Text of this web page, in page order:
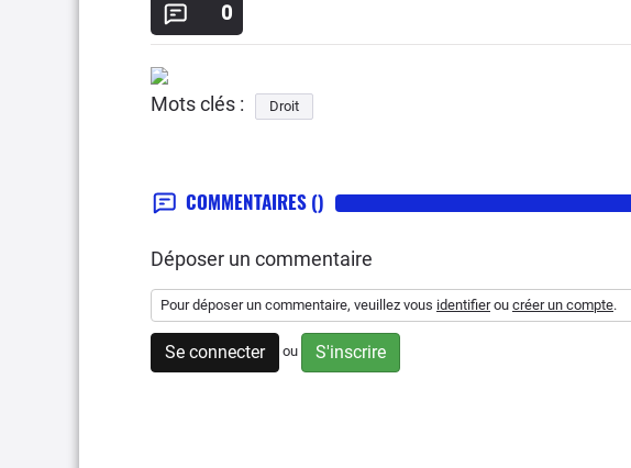
0
Mots clés : Droit
COMMENTAIRES ()
Déposer un commentaire
Pour déposer un commentaire, veuillez vous identifierou créer un compte.
Se connecter ou S'inscrire